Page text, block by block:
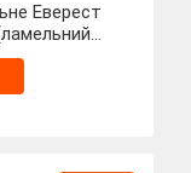
Еверест
см Дуб